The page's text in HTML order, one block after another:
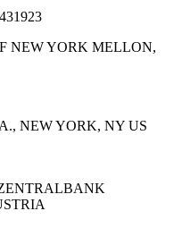
NEW YORK MELLON,
NEW YORK, NY US
ZENTRALBANK